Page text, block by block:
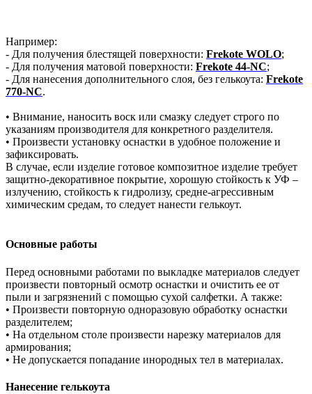
Например:
- Для получения блестящей поверхности: Frekote WOLO;
- Для получения матовой поверхности: Frekote 44-NC;
- Для нанесения дополнительного слоя, без гелькоута: Frekote
770-NC.
• Внимание, наносить воск или смазку следует строго по
указаниям производителя для конкретного разделителя.
• Произвести установку оснастки в удобное положение и
зафиксировать.
В случае, если изделие готовое композитное изделие требует
защитно-декоративное покрытие, хорошую стойкость к УФ –
излучению, стойкость к гидролизу, средне-агрессивным
химическим средам, то следует нанести гелькоут.
Основные работы
Перед основными работами по выкладке материалов следует
произвести повторный осмотр оснастки и очистить ее от
пыли и загрязнений с помощью сухой салфетки. А также:
• Произвести повторную одноразовую обработку оснастки
разделителем;
• На отдельном столе произвести нарезку материалов для
армирования;
• Не допускается попадание инородных тел в материалах.
Нанесение гелькоута